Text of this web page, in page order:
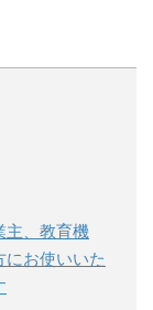
主、教育機
お使いいた